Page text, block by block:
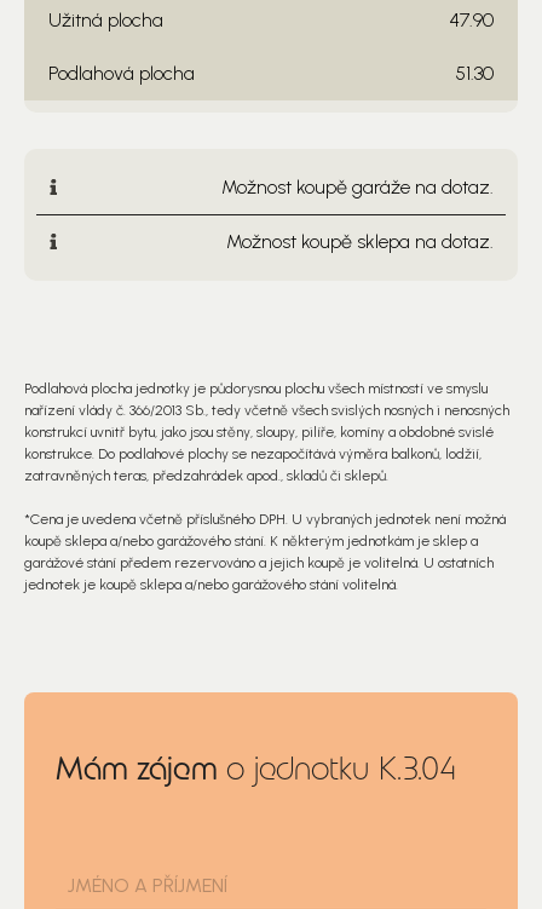
Užitná plocha 47.90
Podlahová plocha 51.30
Možnost koupě garáže na dotaz.
Možnost koupě sklepa na dotaz.
Podlahová plocha jednotky je půdorysnou plochu všech místností ve smyslu
nařízení vlády č. 366/2013 Sb., tedy včetně všech svislých nosných i nenosných
konstrukcí uvnitř bytu, jako jsou stěny, sloupy, pilíře, komíny a obdobné svislé
konstrukce. Do podlahové plochy se nezapočítává výměra balkonů, lodžií,
zatravněných teras, předzahrádek apod., skladů či sklepů.
*Cena je uvedena včetně příslušného DPH. U vybraných jednotek není možná
koupě sklepa a/nebo garážového stání. K některým jednotkám je sklep a
garážové stání předem rezervováno a jejich koupě je volitelná. U ostatních
jednotek je koupě sklepa a/nebo garážového stání volitelná.
Mám zájem o jednotku K.3.04